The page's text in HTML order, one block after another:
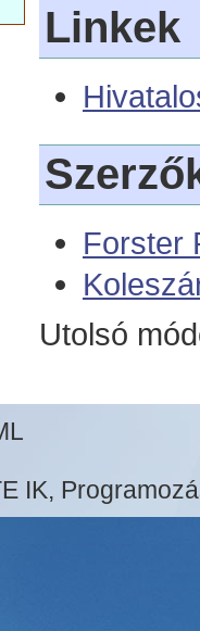
Linkek
Forster
Utolsó
IK,